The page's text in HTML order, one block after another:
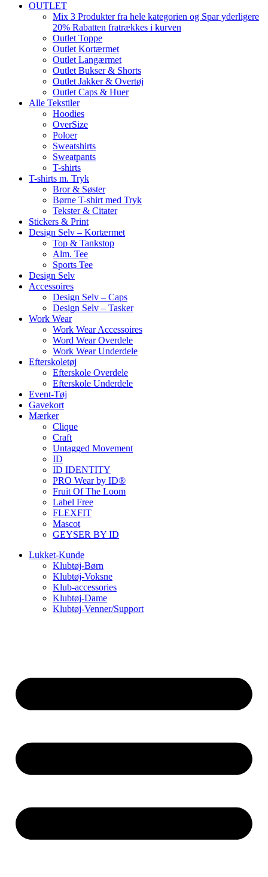
OUTLET
Mix 3 Produkter fra hele kategorien og Spar yderligere
20% Rabatten fratrækkes i kurven
Outlet Toppe
Outlet Kortærmet
Outlet Langærmet
Outlet Bukser & Shorts
Outlet Jakker & Overtøj
Outlet Caps & Huer
Alle Tekstiler
Hoodies
OverSize
Poloer
Sweatshirts
Sweatpants
T-shirts
T-shirts m. Tryk
Bror & Søster
Børne T-shirt med Tryk
Tekster & Citater
Stickers & Print
Design Selv – Kortærmet
Top & Tankstop
Alm. Tee
Sports Tee
Design Selv
Accessoires
Design Selv – Caps
Design Selv – Tasker
Work Wear
Work Wear Accessoires
Word Wear Overdele
Work Wear Underdele
Efterskoletøj
Efterskole Overdele
Efterskole Underdele
Event-Tøj
Gavekort
Mærker
Clique
Craft
Untagged Movement
ID
ID IDENTITY
PRO Wear by ID®
Fruit Of The Loom
Label Free
FLEXFIT
Mascot
GEYSER BY ID
Lukket-Kunde
Klubtøj-Børn
Klubtøj-Voksne
Klub-accessories
Klubtøj-Dame
Klubtøj-Venner/Support